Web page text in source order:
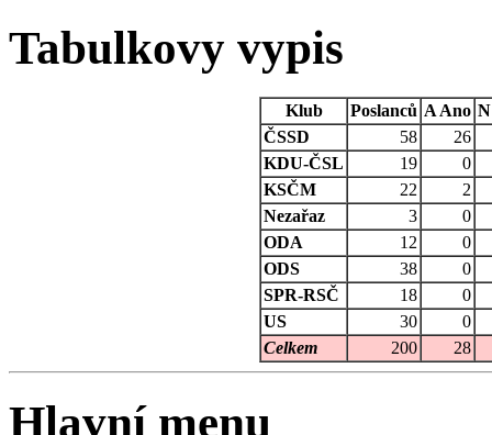
Tabulkovy vypis
Klub Poslanců A Ano N
ČSSD
58
26
KDU-ČSL
19
0
KSČM
22
2
Nezařaz
3
0
ODA
12
0
ODS
38
0
SPR-RSČ
18
0
US
30
0
Celkem
200 28
Hlavní menu